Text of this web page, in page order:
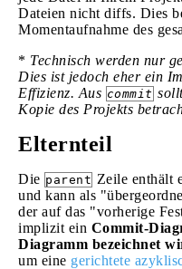
Dateien nicht diffs. Dies
Momentaufnahme des
* Technisch werden nur
Dies ist jedoch eher ein
Effizienz. Aus commit
Kopie des Projekts
Elternteil
Die parent Zeile enthält
und kann als
der auf das "vorherige
implizit ein Commit-
Diagramm bezeichnet
um eine gerichtete